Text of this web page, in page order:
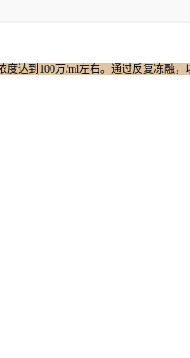
达到100万/ml左右。通过反复冻融